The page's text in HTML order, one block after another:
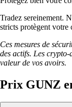
Tradez sereinement.
stricts protègent votre
Ces mesures de
des actifs. Les
valeur de vos avoirs.
Prix GUNZ